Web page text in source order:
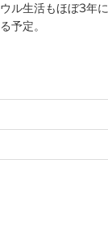
ル生活もほぼ3年に
予定。